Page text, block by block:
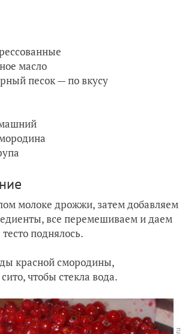
масло
песок — по вкусу
молоке дрожжи, затем добавляем
все перемешиваем и даем
поднялось.
красной смородины,
чтобы стекла вода.